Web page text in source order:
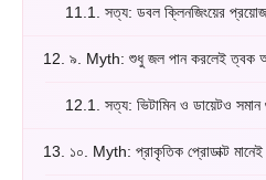
11.1. সত্য: ডবল ক্লিনজিংয়ের
12. ৯. Myth: শুধু জল পান করলেই ত্বক
12.1. সত্য: ভিটামিন ও ডায়েটও সমান
13. ১০. Myth: প্রাকৃতিক প্রোডাক্ট মানেই